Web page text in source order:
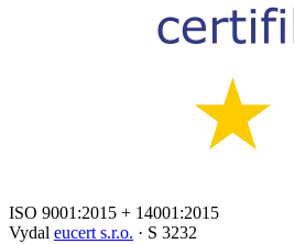
ISO 9001:2015 + 14001:2015
Vydal eucert s.r.o. · S 3232